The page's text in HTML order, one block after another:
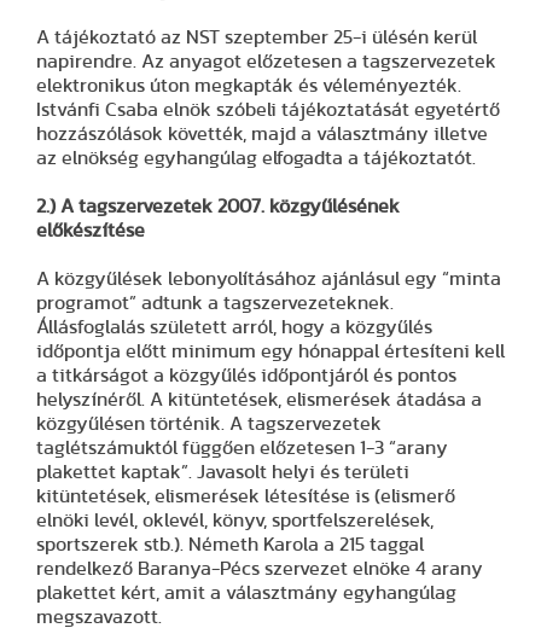
A tájékoztató az NST szeptember 25-i ülésén kerül
napirendre. Az anyagot előzetesen a tagszervezetek
elektronikus úton megkapták és véleményezték.
Istvánfi Csaba elnök szóbeli tájékoztatását egyetértő
hozzászólások követték, majd a választmány illetve
az elnökség egyhangúlag elfogadta a tájékoztatót.
2.) A tagszervezetek 2007. közgyűlésének
előkészítése
A közgyűlések lebonyolításához ajánlásul egy “minta
programot” adtunk a tagszervezeteknek.
Állásfoglalás született arról, hogy a közgyűlés
időpontja előtt minimum egy hónappal értesíteni kell
a titkárságot a közgyűlés időpontjáról és pontos
helyszínéről. A kitüntetések, elismerések átadása a
közgyűlésen történik. A tagszervezetek
taglétszámuktól függően előzetesen 1-3 “arany
plakettet kaptak”. Javasolt helyi és területi
kitüntetések, elismerések létesítése is (elismerő
elnöki levél, oklevél, könyv, sportfelszerelések,
sportszerek stb.). Németh Karola a 215 taggal
rendelkező Baranya-Pécs szervezet elnöke 4 arany
plakettet kért, amit a választmány egyhangúlag
megszavazott.